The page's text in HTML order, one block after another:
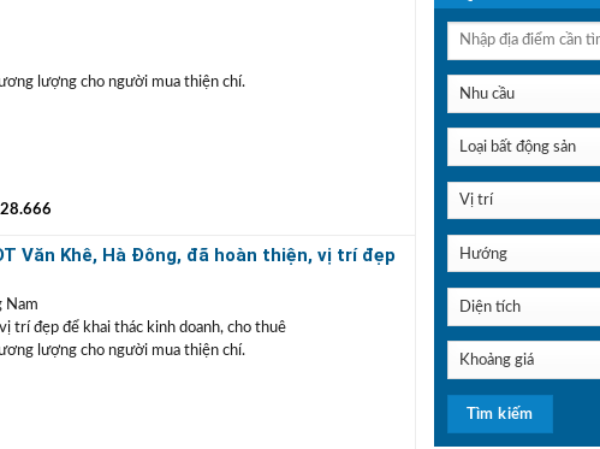
lượng cho người mua thiện chí.
nhà vườn. Xung quanh dân cư yên tĩnh, đường thông
trường, chợ rất thuận tiện cho sinh hoạt, định cư lâu dài.
666
sản
bán ký gửi nhà đất, hỗ trợ thủ tục pháp lý, vay vốn
Văn Khê, Hà Đông, đã hoàn thiện, vị trí đẹp
Nam
trí đẹp để khai thác kinh doanh, cho thuê
lượng cho người mua thiện chí.
thị Văn Khê
ty hoặc vừa ở vừa kinh doanh. Không gian xanh,
viện 103, hạ tầng đã đồng bộ, kết nối giao thông